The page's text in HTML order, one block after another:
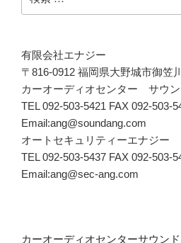
索:
有限会社エナジー
〒816-0912 福岡県大野城市御笠
カーオーディオセンター サウ
TEL 092-503-5421 FAX 092-503-
Email:ang@soundang.com
オートセキュリティーエナジー
TEL 092-503-5437 FAX 092-503-
Email:ang@sec-ang.com
カーオーディオセンターサウン